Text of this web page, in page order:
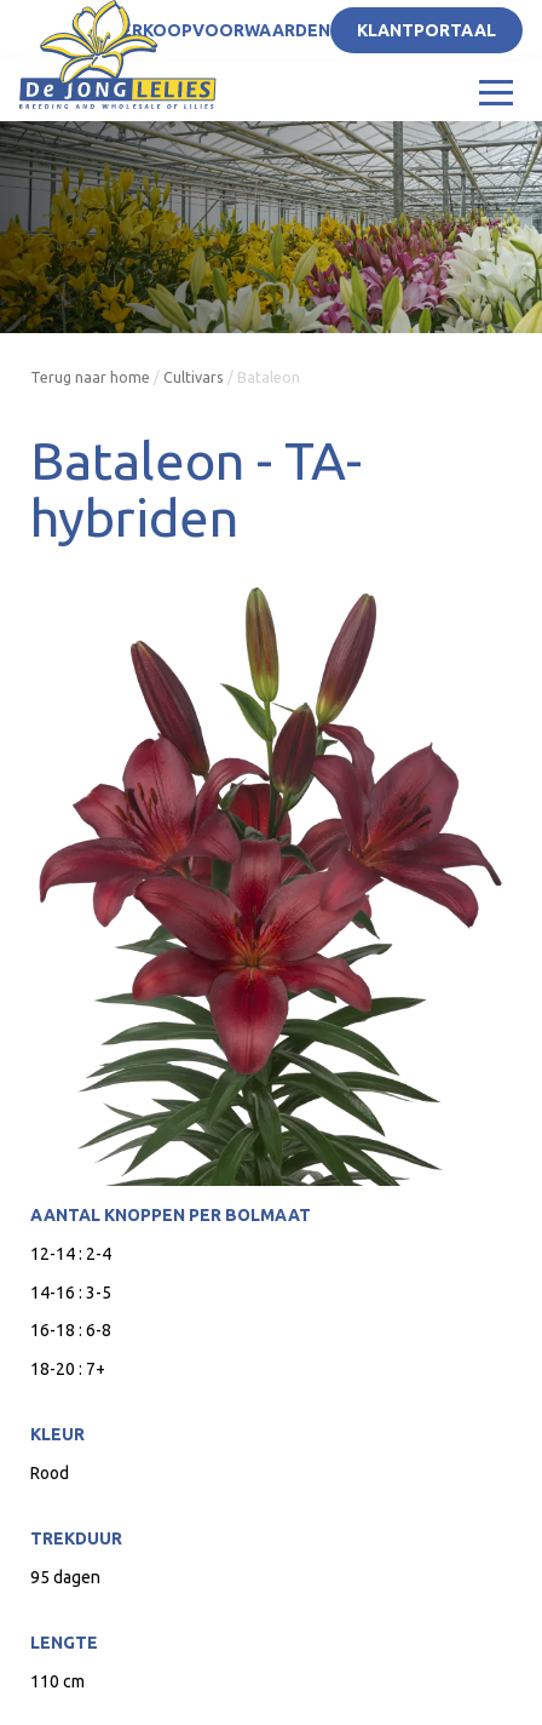
NLVERKOOPVOORWAARDEN KLANTPORTAAL
Terug naar home / Cultivars / Bataleon
Bataleon - TA-
hybriden
AANTAL KNOPPEN PER BOLMAAT
12-14 : 2-4
14-16 : 3-5
16-18 : 6-8
18-20 : 7+
KLEUR
Rood
TREKDUUR
95 dagen
LENGTE
110 cm